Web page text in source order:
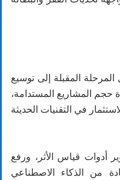
المقبلة إلى توسيع
حجم المشاريع المستدامة،
في التقنيات الحديثة
أدوات قياس الأثر، ورفع
من الذكاء الاصطناعي